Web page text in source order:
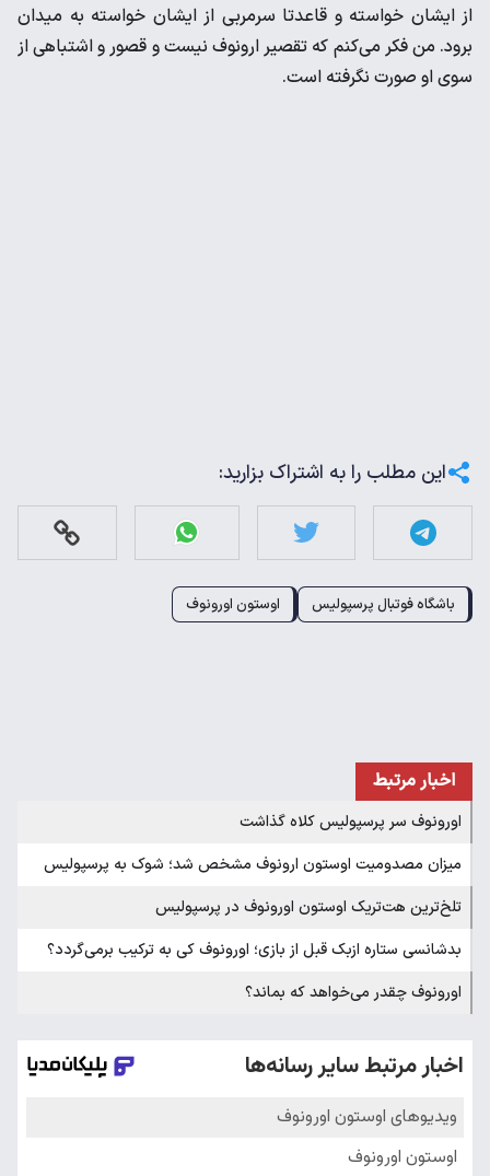
از ایشان خواسته و قاعدتا سرمربی از ایشان خواسته به میدان
برود. من فکر می‌کنم که تقصیر ارونوف نیست و قصور و اشتباهی از
سوی او صورت نگرفته است.
این مطلب را به اشتراک بزارید:
باشگاه فوتبال پرسپولیس اوستون اورونوف
اخبار مرتبط
اورونوف سر پرسپولیس کلاه گذاشت
میزان مصدومیت اوستون ارونوف مشخص شد؛ شوک به پرسپولیس
تلخ‌ترین هت‌تریک اوستون اورونوف در پرسپولیس
بدشانسی ستاره ازبک قبل از بازی؛ اورونوف کی به ترکیب برمی‌گردد؟
اورونوف چقدر می‌خواهد که بماند؟